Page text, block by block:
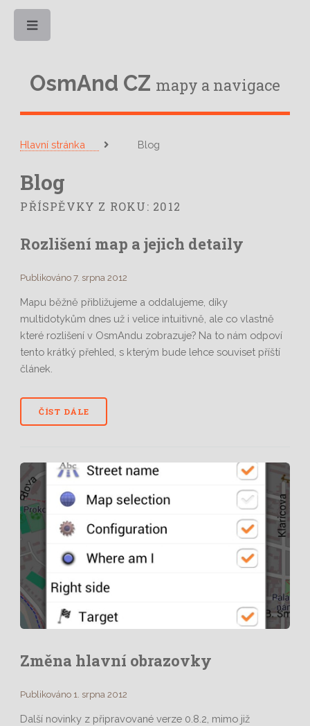
OsmAnd CZ mapy a navigace
Hlavní stránka Blog
Blog
PŘÍSPĚVKY Z ROKU: 2012
Rozlišení map a jejich detaily
Publikováno 7. srpna 2012
Mapu běžně přibližujeme a oddalujeme, díky
multidotykům dnes už i velice intuitivně, ale co vlastně
které rozlišení v OsmAndu zobrazuje? Na to nám odpoví
tento krátký přehled, s kterým bude lehce souviset příští
článek.
ČÍST DÁLE
Změna hlavní obrazovky
Publikováno 1. srpna 2012
Další novinky z připravované verze 0.8.2, mimo již